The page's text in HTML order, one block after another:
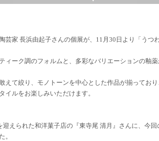
芸家 長浜由起子さんの個展が、11月30日より「うつ
ィーク調のフォルムと、多彩なバリエーションの釉薬
えて絞り、モノトーンを中心とした作品が揃ってお
イルをお楽しみいただけます。
迎えられた和洋菓子店の『東寺尾 清月』さんに、今
。